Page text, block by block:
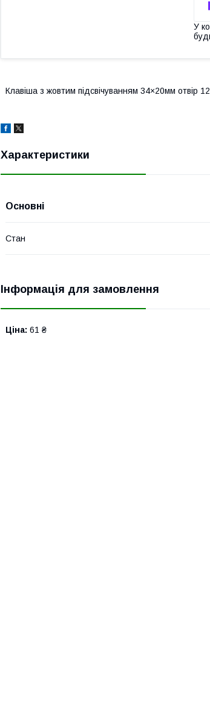
У
Клавіша з жовтим підсвічуванням 34×20мм отвір
Характеристики
Основні
Стан
Інформація для замовлення
Ціна: 61 ₴